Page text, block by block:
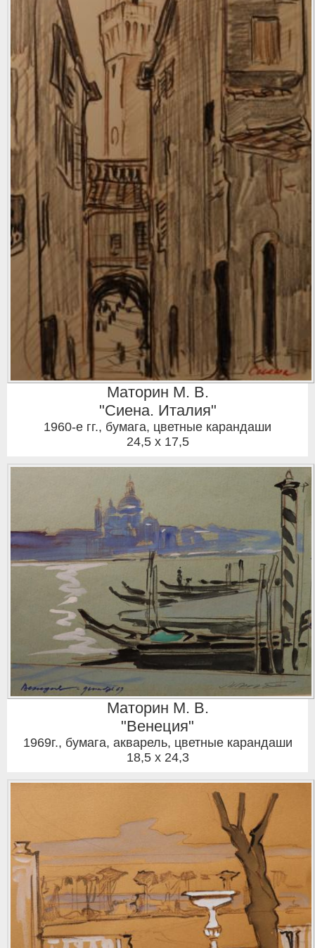
Маторин М. В.
"Сиена. Италия"
1960-е гг., бумага, цветные карандаши
24,5 x 17,5
Маторин М. В.
"Венеция"
1969г., бумага, акварель, цветные карандаши
18,5 x 24,3